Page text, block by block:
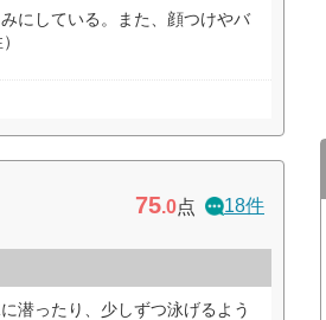
にしている。また、顔つけやバ
75.0点 18件
潜ったり、少しずつ泳げるよう